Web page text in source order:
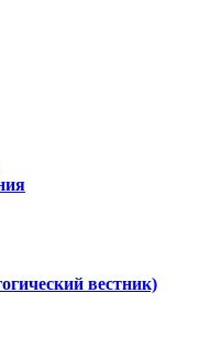
вестник)